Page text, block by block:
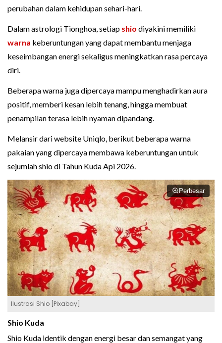
perubahan dalam kehidupan sehari-hari.
Dalam astrologi Tionghoa, setiap shio diyakini memiliki
warna keberuntungan yang dapat membantu menjaga
keseimbangan energi sekaligus meningkatkan rasa percaya
diri.
Beberapa warna juga dipercaya mampu menghadirkan aura
positif, memberi kesan lebih tenang, hingga membuat
penampilan terasa lebih nyaman dipandang.
Melansir dari website Uniqlo, berikut beberapa warna
pakaian yang dipercaya membawa keberuntungan untuk
sejumlah shio di Tahun Kuda Api 2026.
Perbesar
Ilustrasi Shio [Pixabay]
Shio Kuda
Shio Kuda identik dengan energi besar dan semangat yang